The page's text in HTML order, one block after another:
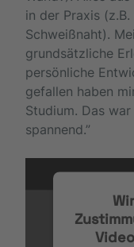
in der Praxis
Schweißnaht).
grundsätzliche
persönliche
gefallen haben
Studium. Das
spannend.”